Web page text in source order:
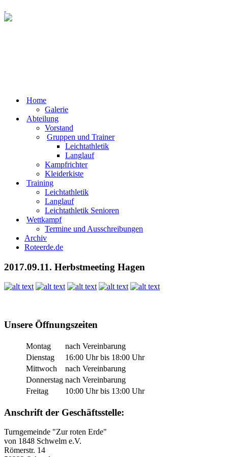
Home
Galerie
Abteilung
Vorstand
Gruppen und Trainer
Leichtathletik
Langlauf
Kampfrichter
Kleiderkiste
Training
Leichtathletik
Langlauf
Leichtathletik Senioren
Wettkampf
Termine und Ausschreibungen
Archiv
Roteerde.de
2017.09.11. Herbstmeeting Hagen
Unsere Öffnungszeiten
Montag
nach Vereinbarung
Dienstag
16:00 Uhr bis 18:00 Uhr
Mittwoch
nach Vereinbarung
Donnerstag nach Vereinbarung
Freitag
10:00 Uhr bis 13:00 Uhr
Anschrift der Geschäftsstelle:
Turngemeinde "Zur roten Erde"
von 1848 Schwelm e.V.
Römerstr. 14